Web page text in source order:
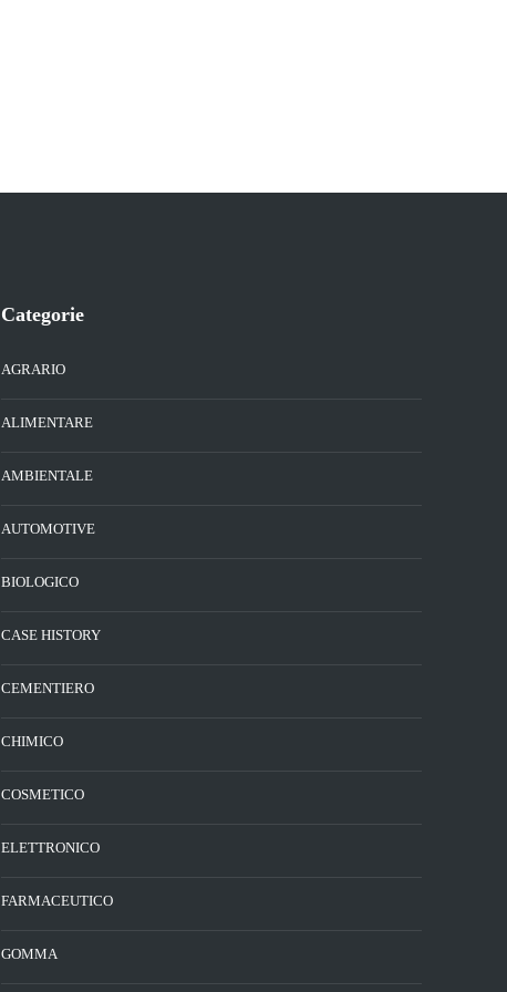
Categorie
AGRARIO
ALIMENTARE
AMBIENTALE
AUTOMOTIVE
BIOLOGICO
CASE HISTORY
CEMENTIERO
CHIMICO
COSMETICO
ELETTRONICO
FARMACEUTICO
GOMMA